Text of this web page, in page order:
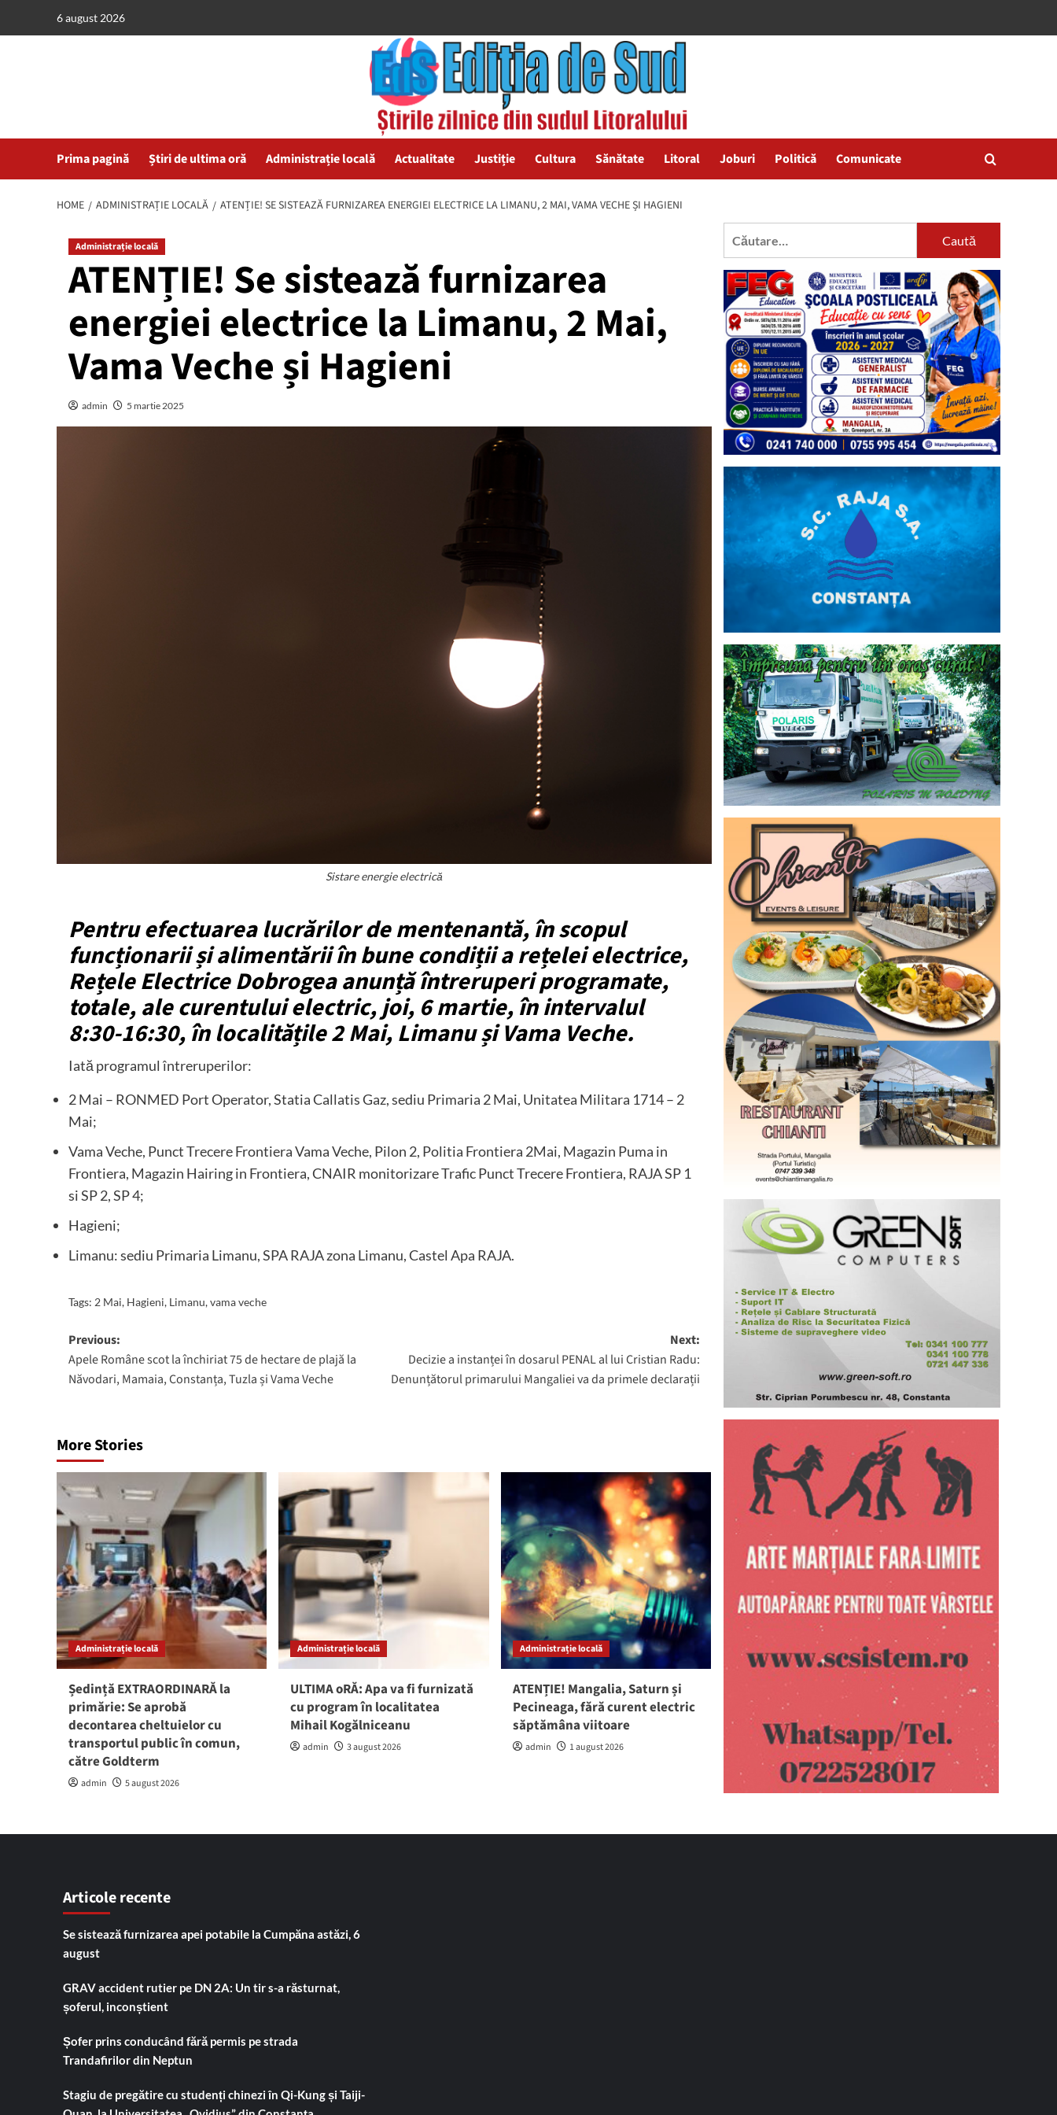
6 august 2026
Prima pagină Știri de ultima oră Administrație locală Actualitate Justiție Cultura Sănătate Litoral Joburi Politică Comunicate
HOME ADMINISTRAȚIE LOCALĂ ATENȚIE! SE SISTEAZĂ FURNIZAREA ENERGIEI ELECTRICE LA LIMANU, 2 MAI, VAMA VECHE ȘI HAGIENI
Administrație locală
ATENȚIE! Se sistează furnizarea
energiei electrice la Limanu, 2 Mai,
Vama Veche și Hagieni
admin 5 martie 2025
Sistare energie electrică
Pentru efectuarea lucrărilor de mentenantă, în scopul
funcționarii și alimentării în bune condiții a rețelei electrice,
Rețele Electrice Dobrogea anunță întreruperi programate,
totale, ale curentului electric, joi, 6 martie, în intervalul
8:30-16:30, în localitățile 2 Mai, Limanu și Vama Veche.
Iată programul întreruperilor:
2 Mai – RONMED Port Operator, Statia Callatis Gaz, sediu Primaria 2 Mai, Unitatea Militara 1714 – 2
Mai;
Vama Veche, Punct Trecere Frontiera Vama Veche, Pilon 2, Politia Frontiera 2Mai, Magazin Puma in
Frontiera, Magazin Hairing in Frontiera, CNAIR monitorizare Trafic Punct Trecere Frontiera, RAJA SP 1
si SP 2, SP 4;
Hagieni;
Limanu: sediu Primaria Limanu, SPA RAJA zona Limanu, Castel Apa RAJA.
Tags: 2 Mai, Hagieni, Limanu,vama veche
Post
navigation
Previous:
Apele Române scot la închiriat 75 de hectare de plajă la
Năvodari, Mamaia, Constanța, Tuzla și Vama Veche
Next:
Decizie a instanței în dosarul PENAL al lui Cristian Radu:
Denunțătorul primarului Mangaliei va da primele declarații
More Stories
Administrație locală
Ședință EXTRAORDINARĂ la
primărie: Se aprobă
decontarea cheltuielor cu
transportul public în comun,
către Goldterm
admin 5 august 2026
Administrație locală
ULTIMA oRĂ: Apa va fi furnizată
cu program în localitatea
Mihail Kogălniceanu
admin 3 august 2026
Administrație locală
ATENȚIE! Mangalia, Saturn și
Pecineaga, fără curent electric
săptămâna viitoare
admin 1 august 2026
Caută
Articole recente
Se sistează furnizarea apei potabile la Cumpăna astăzi, 6
august
GRAV accident rutier pe DN 2A: Un tir s-a răsturnat,
șoferul, inconștient
Șofer prins conducând fără permis pe strada
Trandafirilor din Neptun
Stagiu de pregătire cu studenți chinezi în Qi-Kung și Taiji-